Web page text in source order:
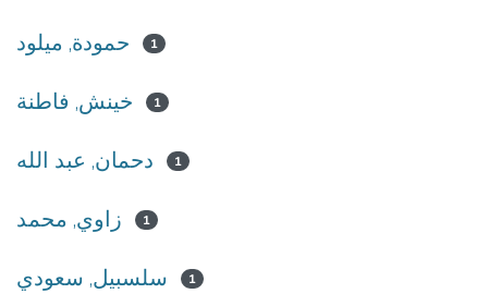
حمودة, ميلود 1
خينش, فاطنة 1
دحمان, عبد الله 1
زاوي, محمد 1
سلسبيل, سعودي 1